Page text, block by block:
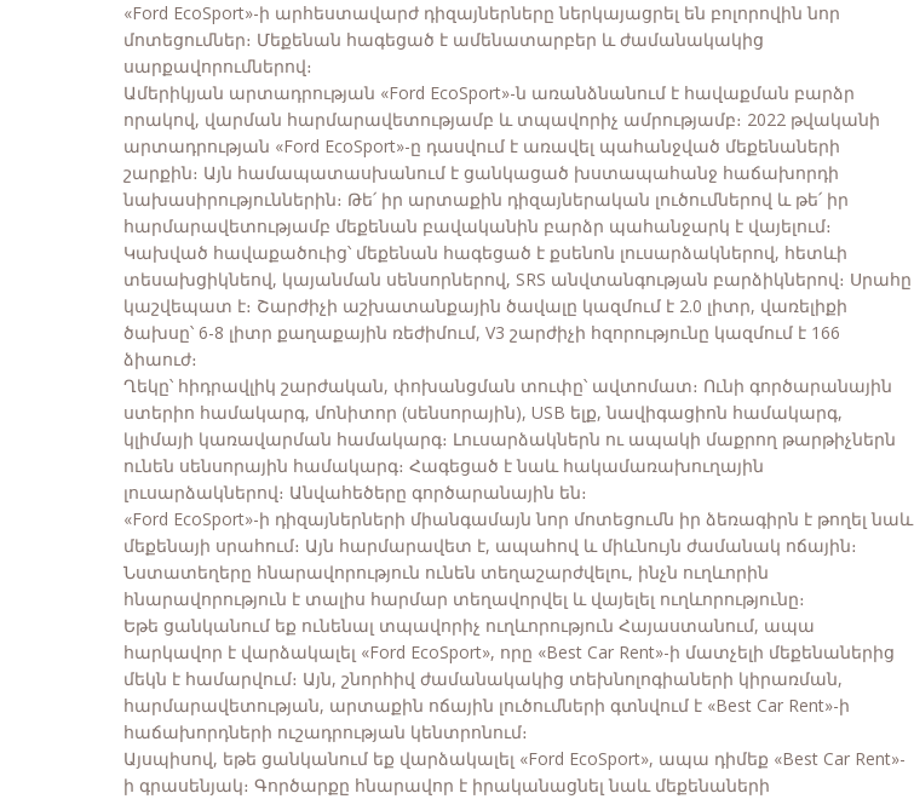
«Ford EcoSport»-ի արհեստավարժ դիզայներները ներկայացրել են բոլորովին նոր
մոտեցումներ։ Մեքենան հագեցած է ամենատարբեր և ժամանակակից
սարքավորումներով։
Ամերիկյան արտադրության «Ford EcoSport»-ն առանձնանում է հավաքման բարձր
որակով, վարման հարմարավետությամբ և տպավորիչ ամրությամբ։ 2022 թվականի
արտադրության «Ford EcoSport»-ը դասվում է առավել պահանջված մեքենաների
շարքին։ Այն համապատասխանում է ցանկացած խստապահանջ հաճախորդի
նախասիրություններին։ Թե՛ իր արտաքին դիզայներական լուծումներով և թե՛ իր
հարմարավետությամբ մեքենան բավականին բարձր պահանջարկ է վայելում։
Կախված հավաքածուից՝ մեքենան հագեցած է քսենոն լուսարձակներով, հետևի
տեսախցիկնեով, կայանման սենսորներով, SRS անվտանգության բարձիկներով։ Սրահը
կաշվեպատ է։ Շարժիչի աշխատանքային ծավալը կազմում է 2.0 լիտր, վառելիքի
ծախսը՝ 6-8 լիտր քաղաքային ռեժիմում, V3 շարժիչի հզորությունը կազմում է 166
ձիաուժ։
Ղեկը՝ հիդրավլիկ շարժական, փոխանցման տուփը՝ ավտոմատ։ Ունի գործարանային
ստերիո համակարգ, մոնիտոր (սենսորային), USB ելք, նավիգացիոն համակարգ,
կլիմայի կառավարման համակարգ։ Լուսարձակներն ու ապակի մաքրող թարթիչներն
ունեն սենսորային համակարգ։ Հագեցած է նաև հակամառախուղային
լուսարձակներով։ Անվահեծերը գործարանային են։
«Ford EcoSport»-ի դիզայներների միանգամայն նոր մոտեցումն իր ձեռագիրն է թողել նաև
մեքենայի սրահում։ Այն հարմարավետ է, ապահով և միևնույն ժամանակ ոճային։
Նստատեղերը հնարավորություն ունեն տեղաշարժվելու, ինչն ուղևորին
հնարավորություն է տալիս հարմար տեղավորվել և վայելել ուղևորությունը։
Եթե ցանկանում եք ունենալ տպավորիչ ուղևորություն Հայաստանում, ապա
հարկավոր է վարձակալել «Ford EcoSport», որը «Best Car Rent»-ի մատչելի մեքենաներից
մեկն է համարվում։ Այն, շնորհիվ ժամանակակից տեխնոլոգիաների կիրառման,
հարմարավետության, արտաքին ոճային լուծումների գտնվում է «Best Car Rent»-ի
հաճախորդների ուշադրության կենտրոնում։
Այսպիսով, եթե ցանկանում եք վարձակալել «Ford EcoSport», ապա դիմեք «Best Car Rent»-
ի գրասենյակ։ Գործարքը հնարավոր է իրականացնել նաև մեքենաների